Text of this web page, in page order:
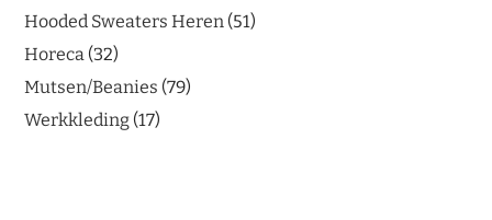
Hooded Sweaters Heren 51
Horeca 32
Mutsen/Beanies 79
Werkkleding 17